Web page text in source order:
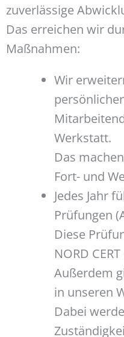
zuverlässige
Das erreichen wir
Maßnahmen:
Wir
Werkstatt.
Das
Fort- und
Jedes Jahr
Prüfungen
Diese
NORD
Außerdem
in unseren
Dabei